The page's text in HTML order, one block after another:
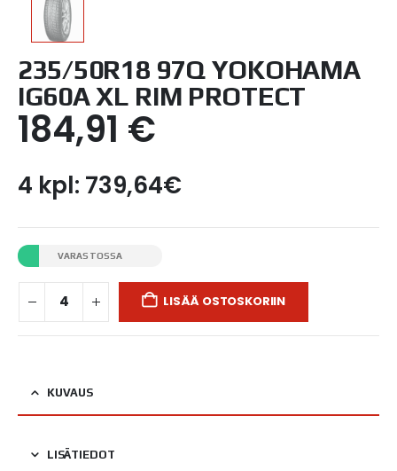
235/50R18 97Q YOKOHAMA
IG60A XL RIM PROTECT
184,91 €
4 kpl: 739,64€
VARASTOSSA
LISÄÄ OSTOSKORIIN
KUVAUS
LISÄTIEDOT